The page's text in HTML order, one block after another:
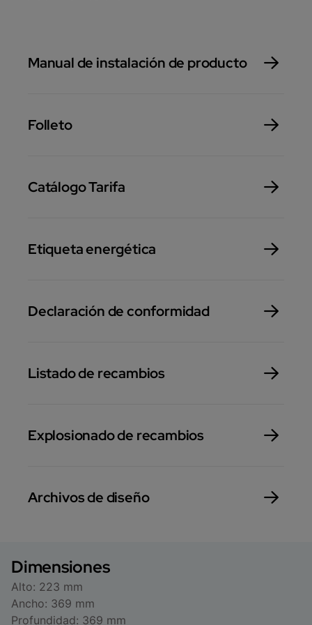
Manual de instalación de producto
Folleto
Catálogo Tarifa
Etiqueta energética
Declaración de conformidad
Listado de recambios
Explosionado de recambios
Archivos de diseño
Dimensiones
Alto: 223 mm
Ancho: 369 mm
Profundidad: 369 mm